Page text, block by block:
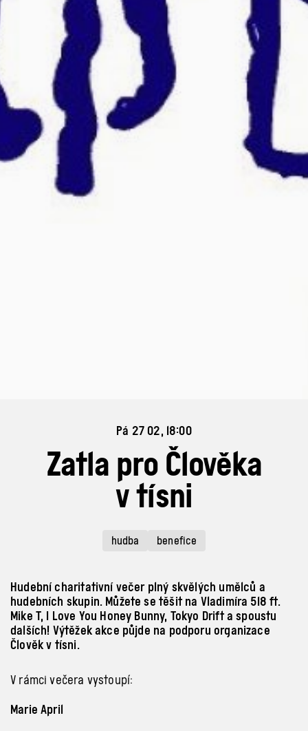
Pá 27 02, 18:00
Zatla pro Člověka
v tísni
hudba benefice
Hudební charitativní večer plný skvělých umělců a
hudebních skupin. Můžete se těšit na Vladimíra 518 ft.
Mike T, I Love You Honey Bunny, Tokyo Drift a spoustu
dalších! Výtěžek akce půjde na podporu organizace
Člověk v tísni.
V rámci večera vystoupí:
Marie April